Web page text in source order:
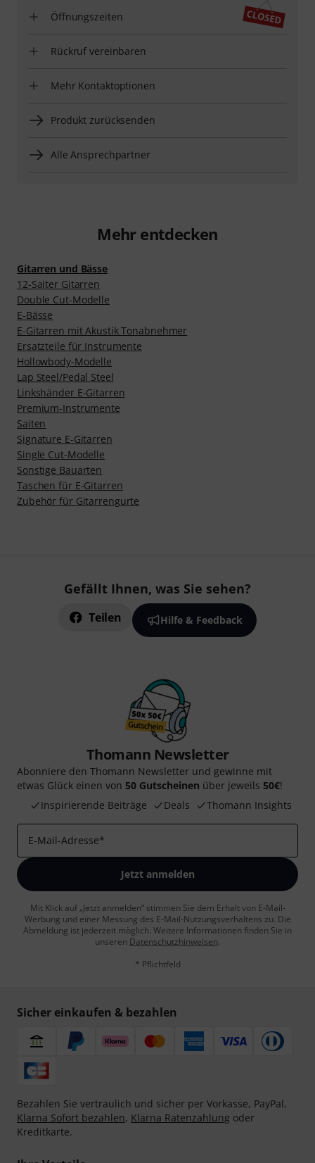
Öffnungszeiten
Rückruf vereinbaren
Mehr Kontaktoptionen
Produkt zurücksenden
Alle Ansprechpartner
Mehr entdecken
Gitarren und Bässe
12-Saiter Gitarren
Double Cut-Modelle
E-Bässe
E-Gitarren mit Akustik Tonabnehmer
Ersatzteile für Instrumente
Hollowbody-Modelle
Lap Steel/Pedal Steel
Linkshänder E-Gitarren
Premium-Instrumente
Saiten
Signature E-Gitarren
Single Cut-Modelle
Sonstige Bauarten
Taschen für E-Gitarren
Zubehör für Gitarrengurte
Gefällt Ihnen, was Sie sehen?
Teilen Hilfe & Feedback
Thomann Newsletter
Abonniere den Thomann Newsletter und gewinne mit
etwas Glück einen von 50 Gutscheinen über jeweils 50€!
Inspirierende Beiträge
Deals Thomann Insights
E-Mail-Adresse*
Jetzt anmelden
Mit Klick auf „Jetzt anmelden“ stimmen Sie dem Erhalt von E-Mail-
Werbung und einer Messung des E-Mail-Nutzungsverhaltens zu. Die
Abmeldung ist jederzeit möglich. Weitere Informationen finden Sie in
unseren Datenschutzhinweisen.
* Pflichtfeld
Sicher einkaufen & bezahlen
Bezahlen Sie vertraulich und sicher per Vorkasse, PayPal,
Klarna Sofort bezahlen, Klarna Ratenzahlung oder
Kreditkarte.